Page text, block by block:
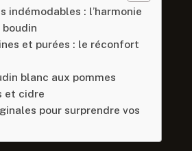
indémodables : l’harmonie
et purées : le réconfort
blanc aux pommes
et cidre
pour surprendre vos